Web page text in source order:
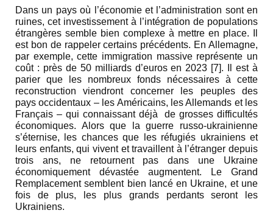
Dans un pays où l’économie et l’administration sont en
ruines, cet investissement à l’intégration de populations
étrangères semble bien complexe à mettre en place. Il
est bon de rappeler certains précédents. En Allemagne,
par exemple, cette immigration massive représente un
coût : près de 50 milliards d’euros en 2023 [7]. Il est à
parier que les nombreux fonds nécessaires à cette
reconstruction viendront concerner les peuples des
pays occidentaux – les Américains, les Allemands et les
Français – qui connaissant déjà de grosses difficultés
économiques. Alors que la guerre russo-ukrainienne
s’éternise, les chances que les réfugiés ukrainiens et
leurs enfants, qui vivent et travaillent à l’étranger depuis
trois ans, ne retournent pas dans une Ukraine
économiquement dévastée augmentent. Le Grand
Remplacement semblent bien lancé en Ukraine, et une
fois de plus, les plus grands perdants seront les
Ukrainiens.